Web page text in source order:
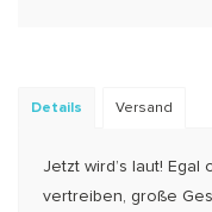
Details Versand
Jetzt wird’s laut!
vertreiben, große